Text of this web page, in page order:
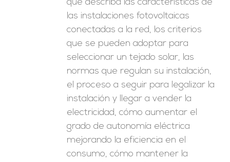
que describa las características de
las instalaciones fotovoltaicas
conectadas a la red, los criterios
que se pueden adoptar para
seleccionar un tejado solar, las
normas que regulan su instalación,
el proceso a seguir para legalizar la
instalación y llegar a vender la
electricidad, cómo aumentar el
grado de autonomía eléctrica
mejorando la eficiencia en el
consumo, cómo mantener la